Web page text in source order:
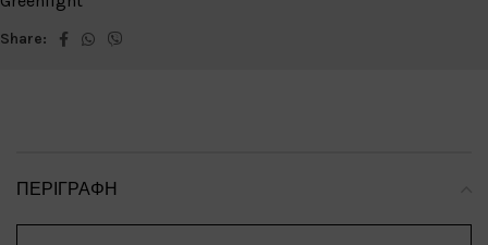
Share:
ΠΕΡΙΓΡΑΦΉ